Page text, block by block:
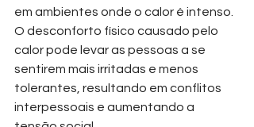
em ambientes onde o calor é intenso.
O desconforto físico causado pelo
calor pode levar as pessoas a se
sentirem mais irritadas e menos
tolerantes, resultando em conflitos
interpessoais e aumentando a